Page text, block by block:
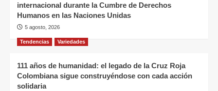
internacional durante la Cumbre de Derechos
Humanos en las Naciones Unidas
5 agosto, 2026
Tendencias Variedades
111 años de humanidad: el legado de la Cruz Roja
Colombiana sigue construyéndose con cada acción
solidaria